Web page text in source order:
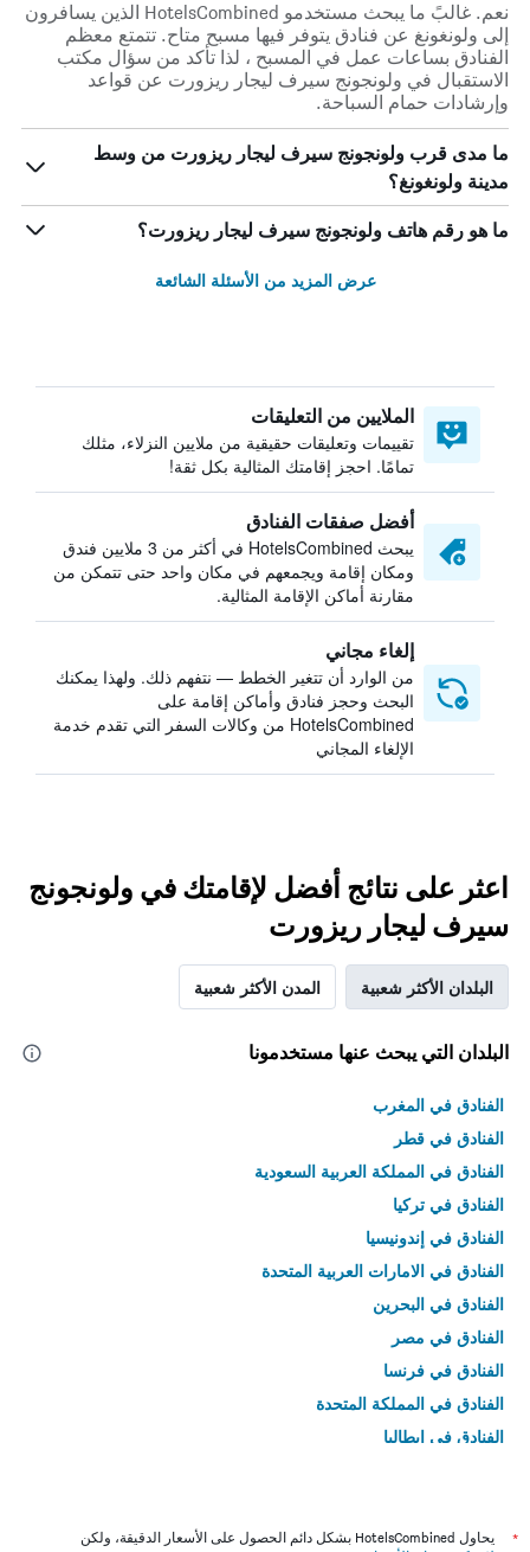
نعم. غالبً ما يبحث مستخدمو HotelsCombined الذين يسافرون
إلى ولونغونغ عن فنادق يتوفر فيها مسبح متاح. تتمتع معظم
الفنادق بساعات عمل في المسبح ، لذا تأكد من سؤال مكتب
الاستقبال في ولونجونج سيرف ليجار ريزورت عن قواعد
وإرشادات حمام السباحة.
ما مدى قرب ولونجونج سيرف ليجار ريزورت من وسط
مدينة ولونغونغ؟
ما هو رقم هاتف ولونجونج سيرف ليجار ريزورت؟
عرض المزيد من الأسئلة الشائعة
الملايين من التعليقات
تقييمات وتعليقات حقيقية من ملايين النزلاء، مثلك
تمامًا. احجز إقامتك المثالية بكل ثقة!
أفضل صفقات الفنادق
يبحث HotelsCombined في أكثر من 3 ملايين فندق
ومكان إقامة ويجمعهم في مكان واحد حتى تتمكن من
مقارنة أماكن الإقامة المثالية.
إلغاء مجاني
من الوارد أن تتغير الخطط — نتفهم ذلك. ولهذا يمكنك
البحث وحجز فنادق وأماكن إقامة على
HotelsCombined من وكالات السفر التي تقدم خدمة
الإلغاء المجاني
اعثر على نتائج أفضل لإقامتك في ولونجونج
سيرف ليجار ريزورت
البلدان الأكثر شعبية المدن الأكثر شعبية
البلدان التي يبحث عنها مستخدمونا
الفنادق في المغرب
الفنادق في قطر
الفنادق في المملكة العربية السعودية
الفنادق في تركيا
الفنادق في إندونيسيا
الفنادق في الامارات العربية المتحدة
الفنادق في البحرين
الفنادق في مصر
الفنادق في فرنسا
الفنادق في المملكة المتحدة
الفنادق في إيطاليا
*
يحاول HotelsCombined بشكل دائم الحصول على الأسعار الدقيقة، ولكن